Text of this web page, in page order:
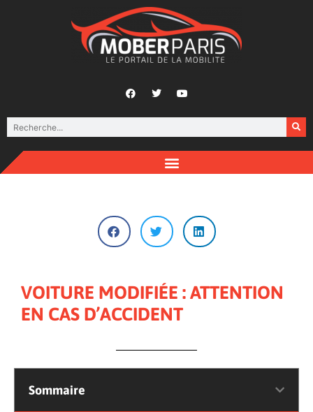
VOITURE MODIFIÉE : ATTENTION
EN CAS D’ACCIDENT
Sommaire